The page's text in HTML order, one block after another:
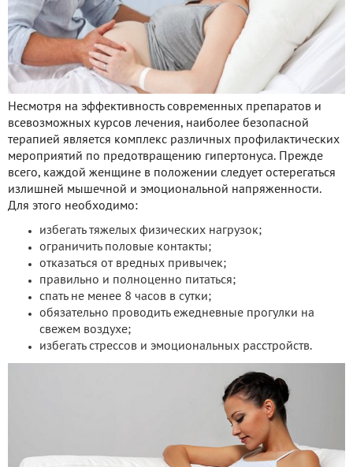
Несмотря на эффективность современных препаратов и
всевозможных курсов лечения, наиболее безопасной
терапией является комплекс различных профилактических
мероприятий по предотвращению гипертонуса. Прежде
всего, каждой женщине в положении следует остерегаться
излишней мышечной и эмоциональной напряженности.
Для этого необходимо:
избегать тяжелых физических нагрузок;
ограничить половые контакты;
отказаться от вредных привычек;
правильно и полноценно питаться;
спать не менее 8 часов в сутки;
обязательно проводить ежедневные прогулки на
свежем воздухе;
избегать стрессов и эмоциональных расстройств.